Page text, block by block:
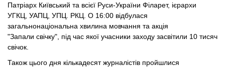
Патріарх Київський та всієї Руси-України Філарет, ієрархи
УГКЦ, УАПЦ, УПЦ. РКЦ. О 16:00 відбулася
загальнонаціональна хвилина мовчання та акція
"Запали свічку", під час якої учасники заходу засвітили 10 тисяч
свічок.
Також цього дня кількадесят журналістів пройшлися